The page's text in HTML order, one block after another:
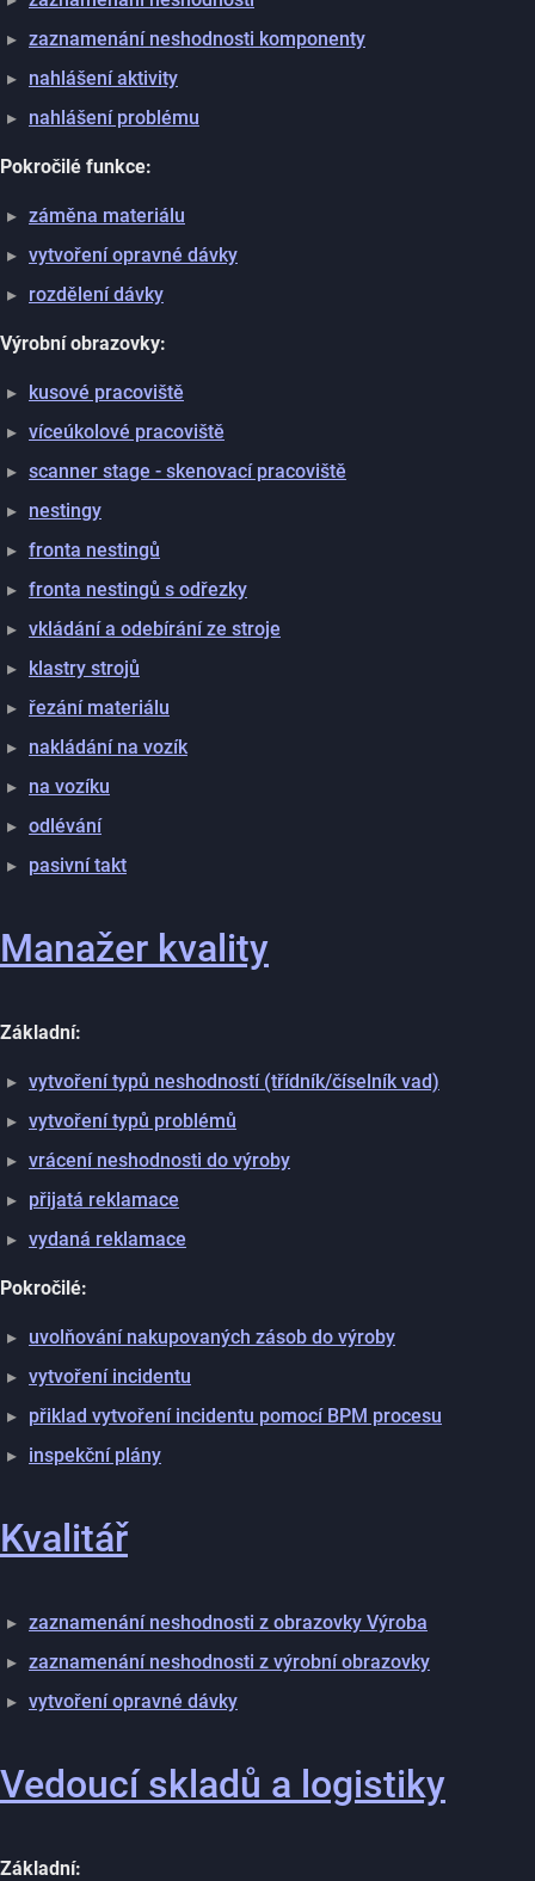
zaznamenání neshodnosti komponenty
nahlášení aktivity
nahlášení problému
Pokročilé funkce:
záměna materiálu
vytvoření opravné dávky
rozdělení dávky
Výrobní obrazovky:
kusové pracoviště
víceúkolové pracoviště
scanner stage - skenovací pracoviště
nestingy
fronta nestingů
fronta nestingů s odřezky
vkládání a odebírání ze stroje
klastry strojů
řezání materiálu
nakládání na vozík
na vozíku
odlévání
pasivní takt
Manažer kvality
Základní:
vytvoření typů neshodností (třídník/číselník vad)
vytvoření typů problémů
vrácení neshodnosti do výroby
přijatá reklamace
vydaná reklamace
Pokročilé:
uvolňování nakupovaných zásob do výroby
vytvoření incidentu
přiklad vytvoření incidentu pomocí BPM procesu
inspekční plány
Kvalitář
zaznamenání neshodnosti z obrazovky Výroba
zaznamenání neshodnosti z výrobní obrazovky
vytvoření opravné dávky
Vedoucí skladů a logistiky
Základní: